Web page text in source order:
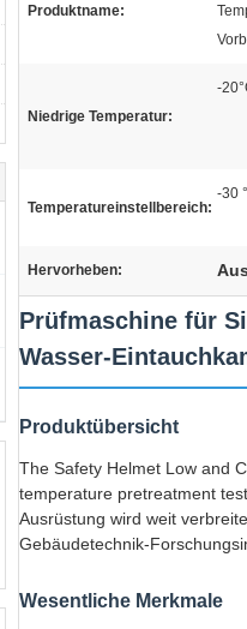
Produktname:
Niedrige Temperatur:
-
Temperatureinstellbereich:
-30
Hervorheben:
Prüfmaschine für
Wasser-
Produktübersicht
The Safety Helmet Low and
temperature pretreatment
Ausrüstung wird weit
Gebäudetechnik-
Wesentliche Merkmale